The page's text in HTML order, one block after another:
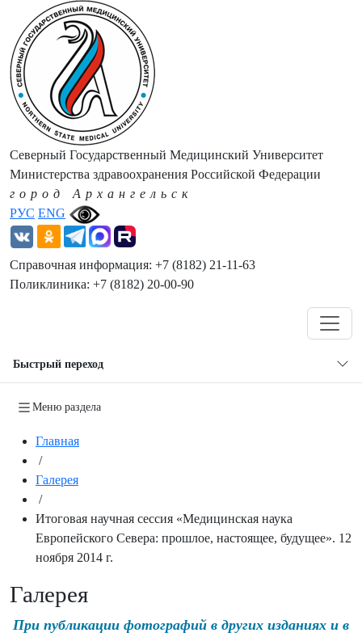
РУС ENG
Северный Государственный Медицинский Университет
Министерства здравоохранения Российской Федерации
город Архангельск
Справочная информация: +7 (8182) 21-11-63
Поликлиника: +7 (8182) 20-00-90
Быстрый переход
Меню раздела
Главная
/
Галерея
/
Итоговая научная сессия «Медицинская наука
Европейского Севера: прошлое, настоящее, будущее». 12
ноября 2014 г.
Галерея
При публикации фотографий в других изданиях и в